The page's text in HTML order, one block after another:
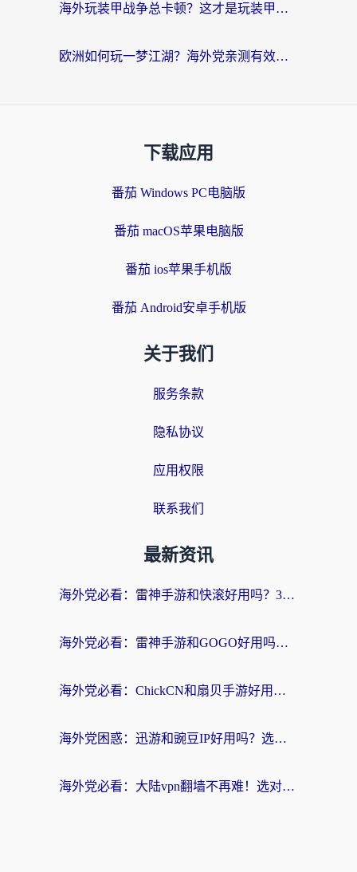
海外玩装甲战争总卡顿？这才是玩装甲战争最好的加速器（附马来西亚玩重装上阵攻略）
欧洲如何玩一梦江湖？海外党亲测有效的国服游戏加速指南
下载应用
番茄 Windows PC电脑版
番茄 macOS苹果电脑版
番茄 ios苹果手机版
番茄 Android安卓手机版
关于我们
服务条款
隐私协议
应用权限
联系我们
最新资讯
海外党必看：雷神手游和快滚好用吗？3步选对回国加速器无缝刷国内资源
海外党必看：雷神手游和GOGO好用吗？3步选对回国加速器，无缝刷剧玩原神
海外党必看：ChickCN和扇贝手游好用吗？3步选对回国加速器无缝刷国内资源
海外党困惑：迅游和豌豆IP好用吗？选对回国加速器，刷剧游戏再也不卡
海外党必看：大陆vpn翻墙不再难！选对加速器，无缝刷国内资源